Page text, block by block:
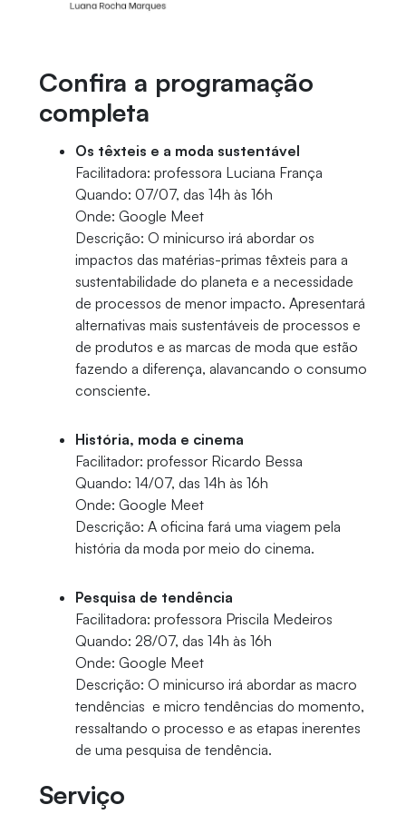
Confira a programação
completa
Os têxteis e a moda sustentável
Facilitadora: professora Luciana França
Quando: 07/07, das 14h às 16h
Onde: Google Meet
Descrição: O minicurso irá abordar os
impactos das matérias-primas têxteis para a
sustentabilidade do planeta e a necessidade
de processos de menor impacto. Apresentará
alternativas mais sustentáveis de processos e
de produtos e as marcas de moda que estão
fazendo a diferença, alavancando o consumo
consciente.
História, moda e cinema
Facilitador: professor Ricardo Bessa
Quando: 14/07, das 14h às 16h
Onde: Google Meet
Descrição: A oficina fará uma viagem pela
história da moda por meio do cinema.
Pesquisa de tendência
Facilitadora: professora Priscila Medeiros
Quando: 28/07, das 14h às 16h
Onde: Google Meet
Descrição: O minicurso irá abordar as macro
tendências e micro tendências do momento,
ressaltando o processo e as etapas inerentes
de uma pesquisa de tendência.
Serviço